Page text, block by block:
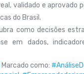
validado e aprovado
do Brasil.
como decisões
em dados,
Marcado como: